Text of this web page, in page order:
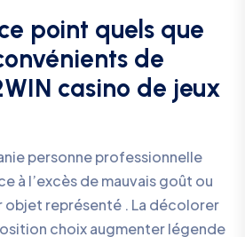
point quels que
de
casino de jeux
personne professionnelle
à l’excès de mauvais goût ou
objet représenté . La décolorer
choix augmenter légende